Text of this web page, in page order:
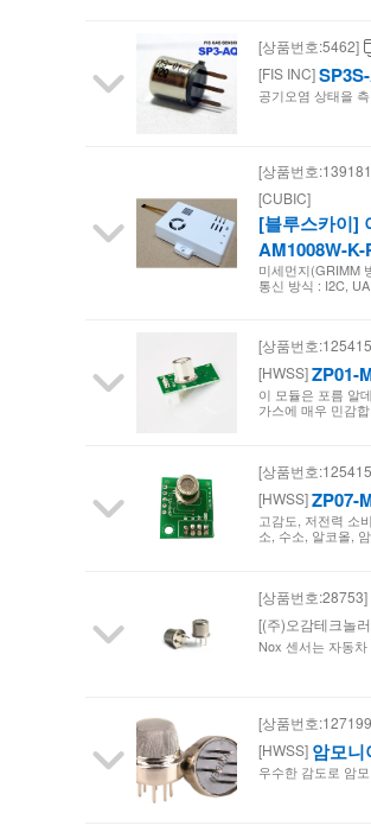
[상품번호:5462]
[FIS INC]
공기오염 상태을
[상품번호
[CUBIC]
[블루스카이]
AM1008W-K-
미세먼지(GRIMM
통신 방식 : I2C,
[상품번호
[HWSS]ZP01-
이 모듈은 포름 알
가스에 매우 민감합
[상품번호
[HWSS]ZP07-
고감도, 저전력 소
소, 수소, 알코올,
[상품번호:28753]
[(주)오감테크놀
Nox 센서는 자동
[상품번호
[HWSS] 암모
우수한 감도로 암